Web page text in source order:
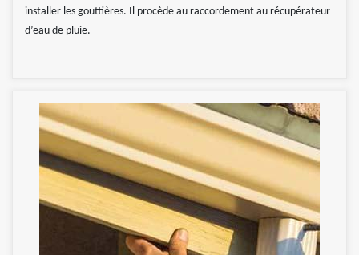
installer les gouttières. Il procède au raccordement au récupérateur
d’eau de pluie.